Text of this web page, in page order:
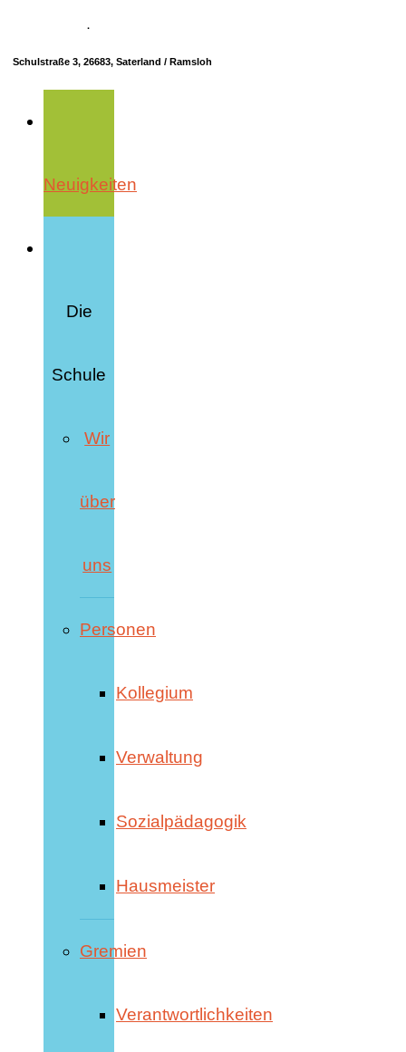
·
Schulstraße 3, 26683, Saterland / Ramsloh
Neuigkeiten
Die
Schule
Wir
über
uns
Personen
Kollegium
Verwaltung
Sozialpädagogik
Hausmeister
Gremien
Verantwortlichkeiten